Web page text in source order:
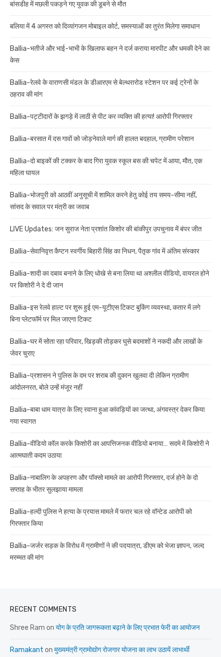
बांसडीह में मछली पकड़ने गए युवक की डूबने से मौत
बलिया में 4 अगस्त को दिव्यांगजन मोबाइल कोर्ट, समस्याओं का तुरंत मिलेगा समाधान
Ballia-भतीजे और भाई-भाभी के खिलाफ बहन ने दर्ज कराया मारपीट और धमकी देने का
केस
Ballia-रेलवे के वाराणसी मंडल के डीआरएम से बेल्थरारोड स्टेशन पर कई ट्रेनों के
ठहराव की मांग
Ballia-पट्टीदारों के झगड़े में लाठी से पीट कर व्यक्ति की हत्या! आरोपी गिरफ्तार
Ballia-बरसात में दस गावों को जोड़नेवाले मार्ग की हालत बदहाल, ग्रामीण परेशान
Ballia-दो बाइकों की टक्कर के बाद गिरा युवक स्कूल बस की चपेट में आया, मौत, एक
महिला घायल
Ballia-भोजपुरी को आठवीं अनुसूची में शामिल करने हेतु कोई तय समय-सीमा नहीं,
सांसद के सवाल पर मंत्री का जवाब
LIVE Updates: जन सुराज नेता प्रशांत किशोर की बांकीपुर उपचुनाव में बंपर जीत
Ballia-सेवानिवृत्त कैप्टन स्वर्गीय बिहारी सिंह का निधन, पैतृक गांव में अंतिम संस्कार
Ballia-शादी का दबाव बनाने के लिए धोखे से बना लिया था अश्लील वीडियो, वायरल होने
पर किशोरी ने दे दी जान
Ballia-इस रेलवे हाल्ट पर शुरू हुई एम-यूटीएस टिकट बुकिंग व्यवस्था, कतार में लगे
बिना प्लेटफॉर्म पर मिल जाएगा टिकट
Ballia-घर में सोता रहा परिवार, खिड़की तोड़कर घुसे बदमाशों ने नकदी और लाखों के
जेवर चुराए
Ballia-प्रशासन ने पुलिस के दम पर शराब की दुकान खुलवा दी लेकिन ग्रामीण
आंदोलनरत, बोले उन्हें मंजूर नहीं
Ballia-बाबा धाम यात्रा के लिए रवाना हुआ कांवड़ियों का जत्था, अंगवस्त्र देकर किया
गया स्वागत
Ballia-वीडियो कॉल करके किशोरी का आपत्तिजनक वीडियो बनाया… सदमे में किशोरी ने
आत्मघाती कदम उठाया
Ballia-नाबालिग के अपहरण और पॉक्सो मामले का आरोपी गिरफ्तार, दर्ज होने के दो
सप्ताह के भीतर सुलझाया मामला
Ballia-हल्दी पुलिस ने हत्या के प्रयास मामले में फरार चल रहे वॉन्टेड आरोपी को
गिरफ्तार किया
Ballia-जर्जर सड़क के विरोध में ग्रामीणों ने की पदयात्रा, डीएम को भेजा ज्ञापन, जल्द
मरम्मत की मांग
RECENT COMMENTS
Shree Ram on योग के प्रति जागरूकता बढ़ाने के लिए प्रभात फेरी का आयोजन
Ramakant on मुख्यमंत्री ग्रामोद्योग रोजगार योजना का लाभ उठायें लाभार्थी